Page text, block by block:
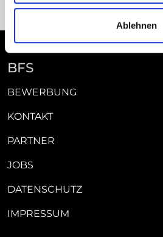
Ablehnen
BFS
BEWERBUNG
KONTAKT
PARTNER
JOBS
DATENSCHUTZ
IMPRESSUM